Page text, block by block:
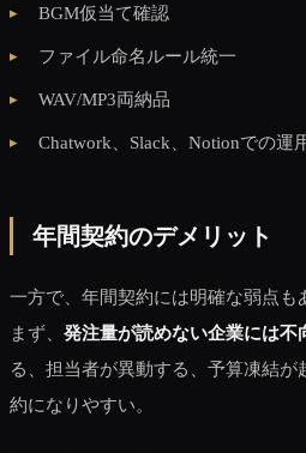
BGM仮当て確認
ファイル命名ルール統一
WAV/MP3両納品
Chatwork、Slack、Notionでの運
年間契約のデメリット
一方で、年間契約には明確な弱点も
まず、 発注量が読めない企業には不
る、担当者が異動する、予算凍結
約になりやすい。